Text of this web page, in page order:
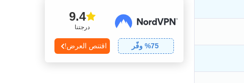
درجتنا
9.4
75% وفّر اقتنص العرض!